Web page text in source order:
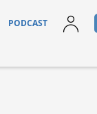
PODCAST